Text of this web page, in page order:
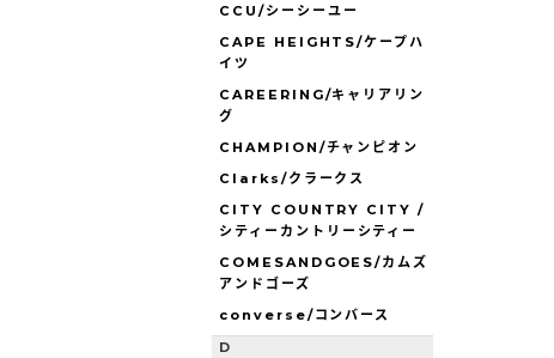
CCU/シーシーユー
CAPE HEIGHTS/ケープハ
イツ
CAREERING/キャリアリン
グ
CHAMPION/チャンピオン
Clarks/クラークス
CITY COUNTRY CITY /
シティーカントリーシティー
COMESANDGOES/カムズ
アンドゴーズ
converse/コンバース
D